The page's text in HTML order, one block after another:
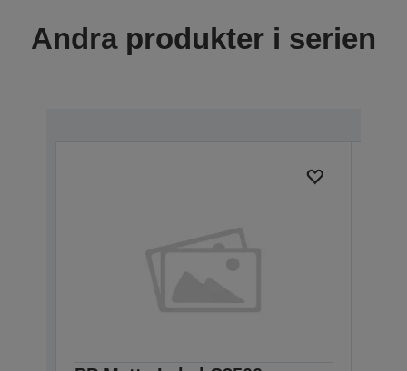
Andra produkter i serien